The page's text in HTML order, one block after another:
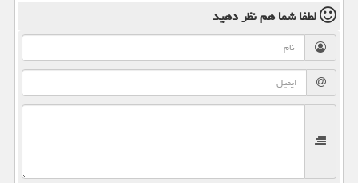
لطفا شما همنظر دهید